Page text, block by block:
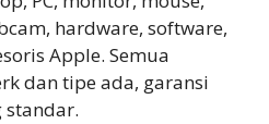
hardware, software,
Apple. Semua
dan tipe ada, garansi
standar.